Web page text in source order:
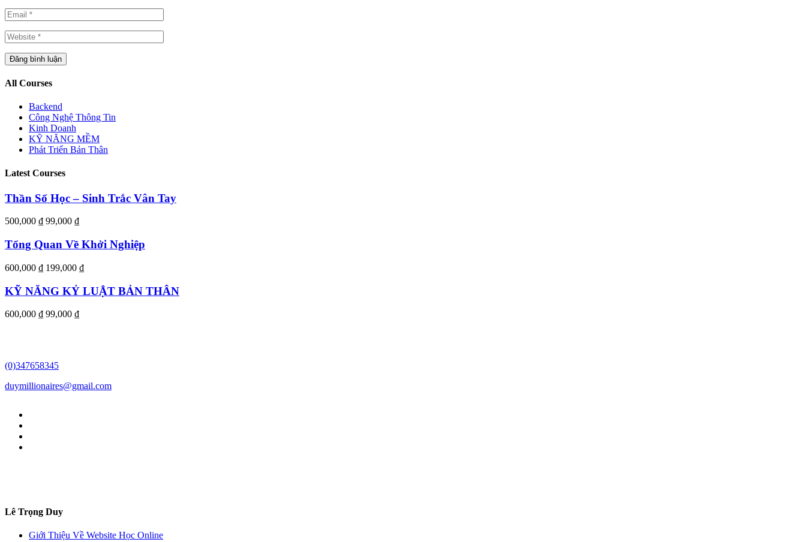
All Courses
Backend
Công Nghệ Thông Tin
Kinh Doanh
KỸ NĂNG MỀM
Phát Triển Bản Thân
Latest Courses
Thần Số Học – Sinh Trắc Vân Tay
500,000 ₫ 99,000 ₫
Tổng Quan Về Khởi Nghiệp
600,000 ₫ 199,000 ₫
KỸ NĂNG KỶ LUẬT BẢN THÂN
600,000 ₫ 99,000 ₫
(0)347658345
duymillionaires@gmail.com
Lê Trọng Duy
Giới Thiệu Về Website Học Online